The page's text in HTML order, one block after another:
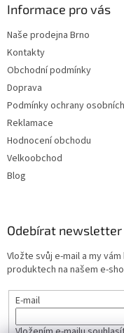
Informace pro vás
Naše prodejna Brno
Kontakty
Obchodní podmínky
Doprava
Podmínky ochrany
Reklamace
Hodnocení obchodu
Velkoobchod
Blog
Odebírat newsletter
Vložte svůj e-mail a my
produktech na našem e-
E-mail